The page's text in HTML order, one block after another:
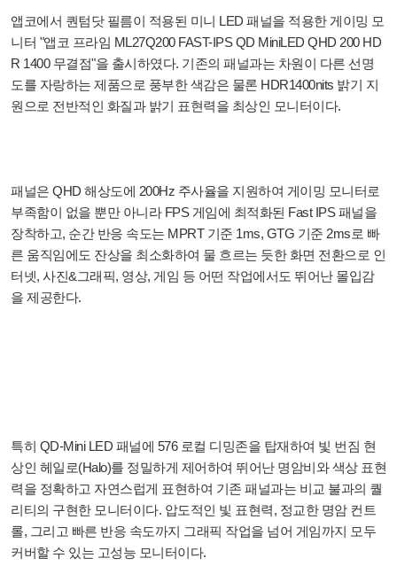
앱코에서 퀀텀닷 필름이 적용된 미니 LED 패널을 적용한 게이밍 모
니터 "앱코 프라임 ML27Q200 FAST-IPS QD MiniLED QHD 200 HD
R 1400 무결점"을 출시하였다. 기존의 패널과는 차원이 다른 선명
도를 자랑하는 제품으로 풍부한 색감은 물론 HDR1400nits 밝기 지
원으로 전반적인 화질과 밝기 표현력을 최상인 모니터이다.
패널은 QHD 해상도에 200Hz 주사율을 지원하여 게이밍 모니터로
부족함이 없을 뿐만 아니라 FPS 게임에 최적화된 Fast IPS 패널을
장착하고, 순간 반응 속도는 MPRT 기준 1ms, GTG 기준 2ms로 빠
른 움직임에도 잔상을 최소화하여 물 흐르는 듯한 화면 전환으로 인
터넷, 사진&그래픽, 영상, 게임 등 어떤 작업에서도 뛰어난 몰입감
을 제공한다.
특히 QD-Mini LED 패널에 576 로컬 디밍존을 탑재하여 빛 번짐 현
상인 헤일로(Halo)를 정밀하게 제어하여 뛰어난 명암비와 색상 표현
력을 정확하고 자연스럽게 표현하여 기존 패널과는 비교 불과의 퀄
리티의 구현한 모니터이다. 압도적인 빛 표현력, 정교한 명암 컨트
롤, 그리고 빠른 반응 속도까지 그래픽 작업을 넘어 게임까지 모두
커버할 수 있는 고성능 모니터이다.